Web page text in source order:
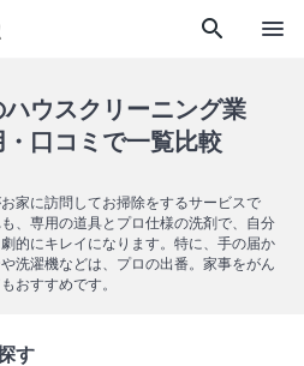
search menu
ハウスクリーニング業
口コミで一覧比較
家に訪問してお掃除をするサービスで
、専用の道具とプロ仕様の洗剤で、自分
的にキレイになります。特に、手の届か
洗濯機などは、プロの出番。家事をがん
おすすめです。
す